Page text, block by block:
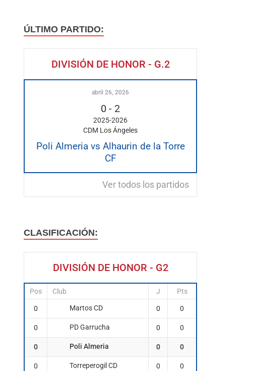
ÚLTIMO PARTIDO:
DIVISIÓN DE HONOR - G.2
abril 26, 2026
0 - 2
2025-2026
CDM Los Ángeles
Poli Almeria vs Alhaurin de la Torre
CF
Ver todos los partidos
CLASIFICACIÓN:
DIVISIÓN DE HONOR - G2
Pos Club J Pts
0 Martos CD 0 0
0 PD Garrucha 0 0
0 Poli Almeria 0 0
0 Torreperogil CD 0 0